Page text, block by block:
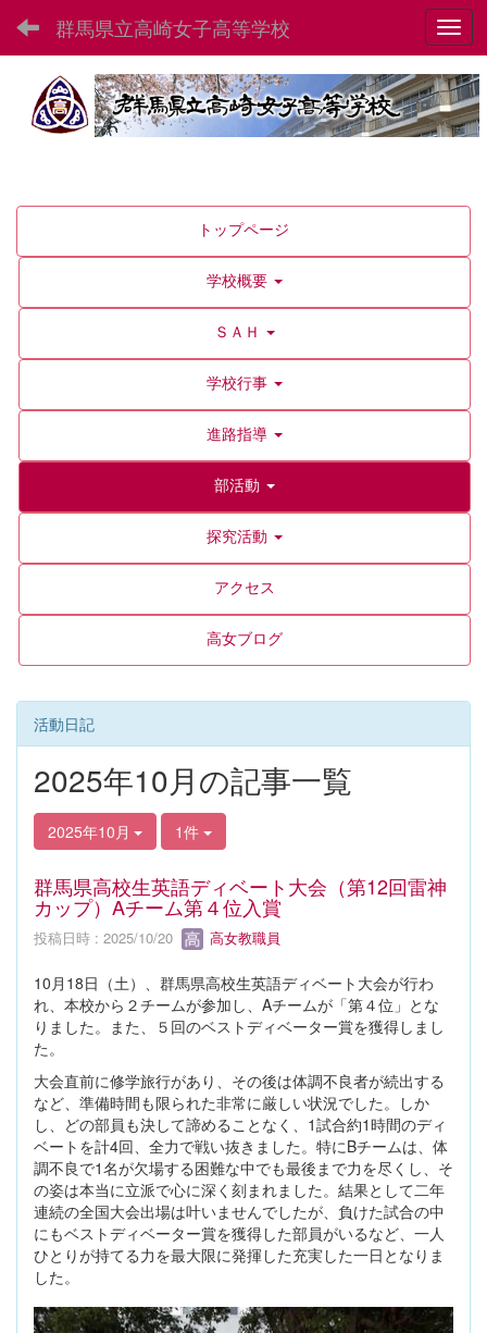
群馬県立高崎女子高等学校
トップページ
学校概要
ＳＡＨ
学校行事
進路指導
部活動
探究活動
アクセス
高女ブログ
活動日記
2025年10月の記事一覧
2025年10月 1件
群馬県高校生英語ディベート大会（第12回雷神
カップ）Aチーム第４位入賞
投稿日時 : 2025/10/20 高女教職員
10月18日（土）、群馬県高校生英語ディベート大会が行わ
れ、本校から２チームが参加し、Aチームが「第４位」とな
りました。また、５回のベストディベーター賞を獲得しまし
た。
大会直前に修学旅行があり、その後は体調不良者が続出する
など、準備時間も限られた非常に厳しい状況でした。しか
し、どの部員も決して諦めることなく、1試合約1時間のディ
ベートを計4回、全力で戦い抜きました。特にBチームは、体
調不良で1名が欠場する困難な中でも最後まで力を尽くし、そ
の姿は本当に立派で心に深く刻まれました。結果として二年
連続の全国大会出場は叶いませんでしたが、負けた試合の中
にもベストディベーター賞を獲得した部員がいるなど、一人
ひとりが持てる力を最大限に発揮した充実した一日となりま
した。